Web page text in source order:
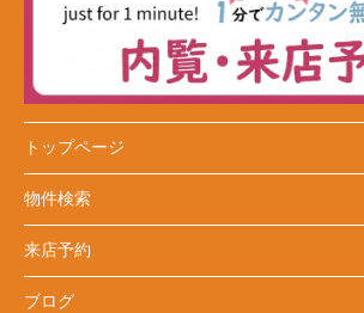
トップページ
物件検索
来店予約
ブログ